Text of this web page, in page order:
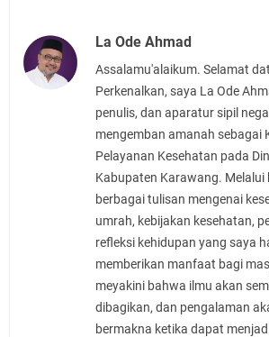
La Ode Ahmad
Assalamu'alaikum. Selamat
Perkenalkan, saya La Ode
penulis, dan aparatur sipil
mengemban amanah sebagai
Pelayanan Kesehatan pada
Kabupaten Karawang. Melalui
berbagai tulisan mengenai
umrah, kebijakan kesehatan,
refleksi kehidupan yang saya
memberikan manfaat bagi
meyakini bahwa ilmu akan
dibagikan, dan pengalaman
bermakna ketika dapat